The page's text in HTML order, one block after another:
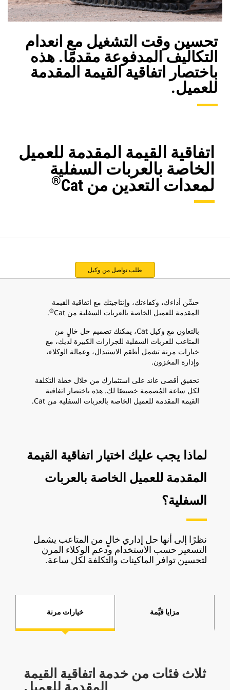
تحسين وقت التشغيل مع انعدام
التكاليف المدفوعة مقدمًا. هذه
باختصار اتفاقية القيمة المقدمة
للعميل.
اتفاقية القيمة المقدمة للعميل
الخاصة بالعربات السفلية
لمعدات التعدين من Cat
®
طلب تواصل من وكيل
حسِّن أداءك، وكفاءتك، وإنتاجيتك مع اتفاقية القيمة
المقدمة للعميل الخاصة بالعربات السفلية من Cat
®
.
بالتعاون مع وكيل Cat، يمكنك تصميم حل خالٍ من
المتاعب للعربات السفلية للجرارات الكبيرة لديك، مع
خيارات مرنة تشمل أطقم الاستبدال، وعمالة الوكلاء،
وإدارة المخزون.
تحقيق أقصى عائد على استثمارك من خلال خطة التكلفة
لكل ساعة المُصممة خصيصًا لك. هذه باختصار اتفاقية
القيمة المقدمة للعميل الخاصة بالعربات السفلية من Cat.
لماذا يجب عليك اختيار اتفاقية القيمة
المقدمة للعميل الخاصة بالعربات
السفلية؟
نظرًا إلى أنها حل إداري خالٍ من المتاعب يشمل
التسعير حسب الاستخدام ودعم الوكلاء المرن
لتحسين توافر الماكينات والتكلفة لكل ساعة.
خيارات مرنة مزايا قيِّمة
ثلاث فئات من خدمة اتفاقية القيمة
المقدمة للعميل